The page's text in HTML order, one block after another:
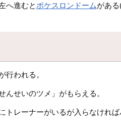
へ進むと ポケスロンドームがある
行われる。
せいのツメ」がもらえる。
トレーナーがいるが入らなければ